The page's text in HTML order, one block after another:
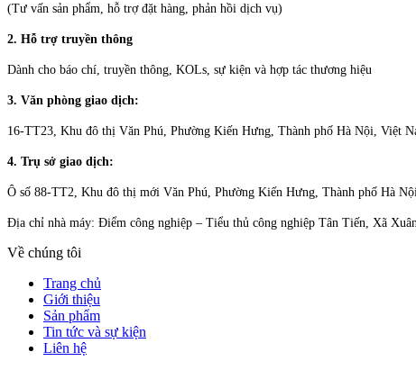
(Tư vấn sản phẩm, hỗ trợ đặt hàng, phản hồi dịch vụ)
2. Hỗ trợ truyền thông
Dành cho báo chí, truyền thông, KOLs, sự kiện và hợp tác thương hiệu
3. Văn phòng giao dịch:
16-TT23, Khu đô thị Văn Phú, Phường Kiến Hưng, Thành phố Hà Nội, Việt
4. Trụ sở giao dịch:
Ô số 88-TT2, Khu đô thị mới Văn Phú, Phường Kiến Hưng, Thành phố Hà
Địa chỉ nhà máy: Điểm công nghiệp – Tiểu thủ công nghiệp Tân Tiến, Xã
Về chúng tôi
Trang chủ
Giới thiệu
Sản phẩm
Tin tức và sự kiện
Liên hệ